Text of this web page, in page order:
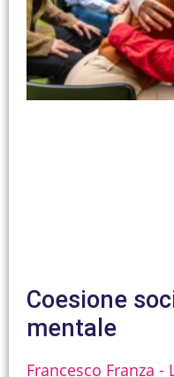
Coesione
mentale
Francesco Franza